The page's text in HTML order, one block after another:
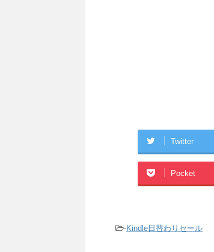
Twitter
Pocket
-Kindle日替わりセール